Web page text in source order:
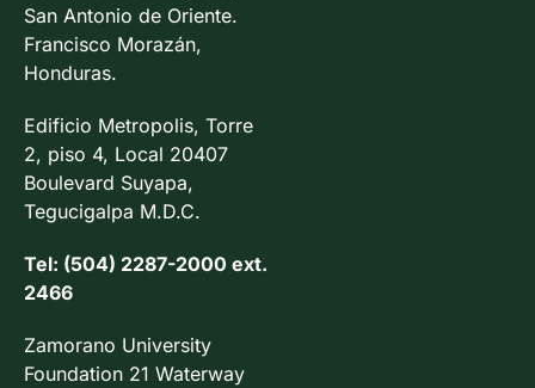
San Antonio de Oriente.
Francisco Morazán,
Honduras.
Edificio Metropolis, Torre
2, piso 4, Local 20407
Boulevard Suyapa,
Tegucigalpa M.D.C.
Tel: (504) 2287-2000 ext.
2466
Zamorano University
Foundation 21 Waterway